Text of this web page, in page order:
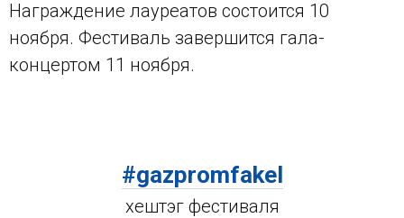
Награждение лауреатов состоится 10
ноября. Фестиваль завершится гала-
концертом 11 ноября.
#gazpromfakel
хештэг фестиваля